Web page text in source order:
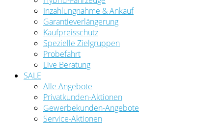
Inzahlungnahme & Ankauf
Garantieverlängerung
Kaufpreisschutz
Spezielle Zielgruppen
Probefahrt
Live Beratung
SALE
Alle Angebote
Privatkunden-Aktionen
Gewerbekunden-Angebote
Service-Aktionen